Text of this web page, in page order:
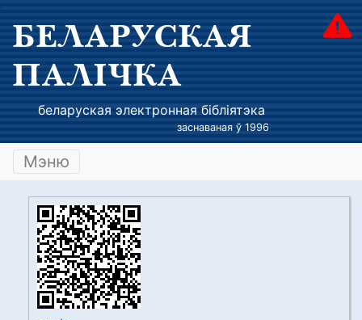
БЕЛАРУСКАЯ
ПАЛІЧКА
беларуская электронная бібліятэка
заснаваная ў 1996
Мэню